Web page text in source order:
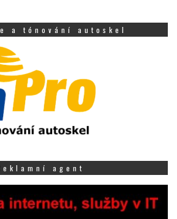
a tónování autoskel
agent